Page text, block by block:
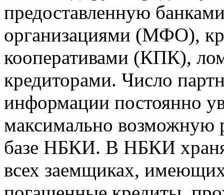
предоставленную
организациями (МФО),
кооперативами (КПК),
кредиторами. Число
информации постоянно
максимально возможную
базе НБКИ. В НБКИ
всех заемщиках,